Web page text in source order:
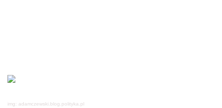
img: adamczewski.blog.polityka.pl